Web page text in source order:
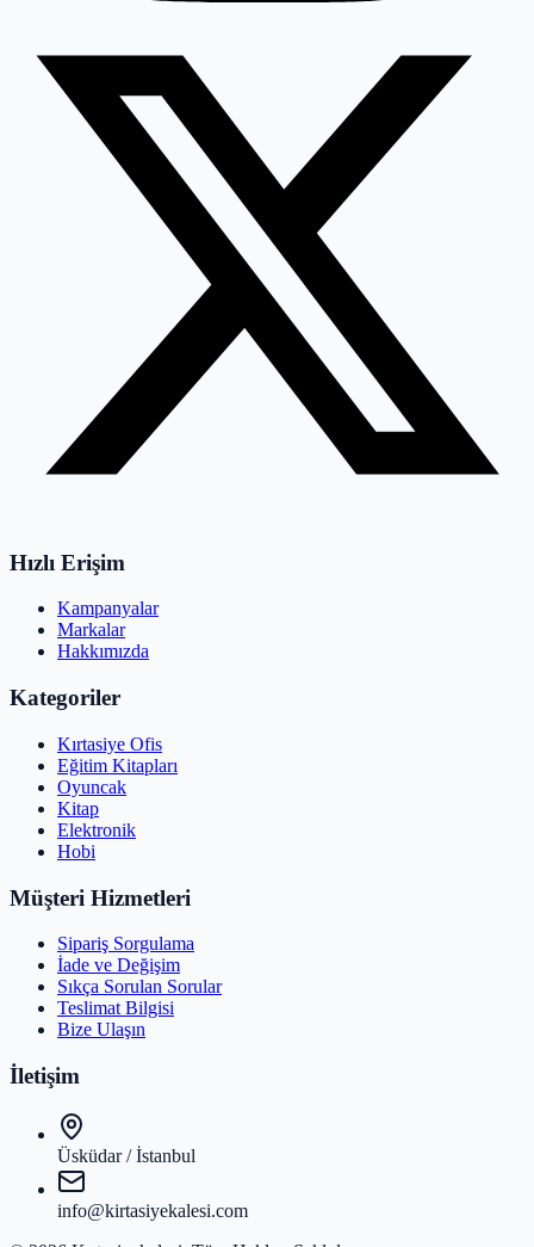
Hızlı Erişim
Kampanyalar
Markalar
Hakkımızda
Kategoriler
Kırtasiye Ofis
Eğitim Kitapları
Oyuncak
Kitap
Elektronik
Hobi
Müşteri Hizmetleri
Sipariş Sorgulama
İade ve Değişim
Sıkça Sorulan Sorular
Teslimat Bilgisi
Bize Ulaşın
İletişim
Üsküdar / İstanbul
info@kirtasiyekalesi.com